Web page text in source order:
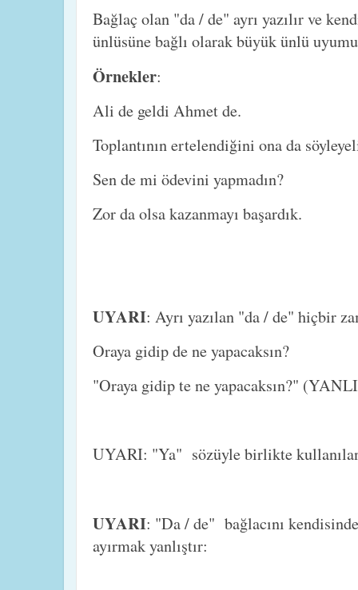
Bağlaç olan "da / de" ayrı yazılır ve
ünlüsüne bağlı olarak büyük ünlü
Örnekler:
Ali de geldi Ahmet de.
Toplantının ertelendiğini ona da
Sen de mi ödevini yapmadın?
Zor da olsa kazanmayı başardık.
UYARI: Ayrı yazılan "da / de" hiçbir
Oraya gidip de ne yapacaksın?
"Oraya gidip te ne yapacaksın?"
UYARI: "Ya" sözüyle birlikte
UYARI: "Da / de" bağlacını
ayırmak yanlıştır: